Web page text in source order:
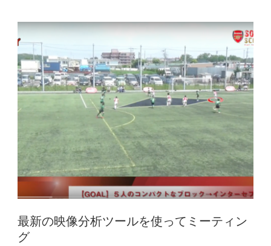
最新の映像分析ツールを使ってミーティン
グ